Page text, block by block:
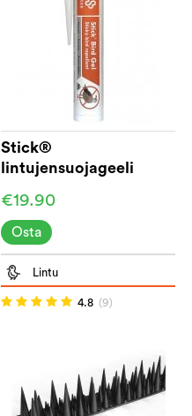
Stick®
lintujensuojageeli
€19.90
Osta
Lintu
4.8 (9)